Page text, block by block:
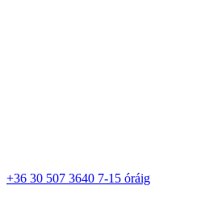
+36 30 507 3640 7-15 óráig